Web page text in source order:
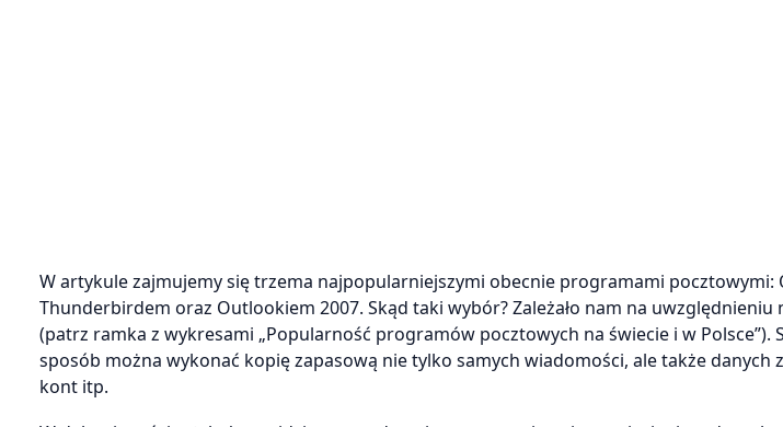
W artykule zajmujemy się trzema najpopularniejszymi obecnie programami pocztowymi:
Thunderbirdem oraz Outlookiem 2007. Skąd taki wybór? Zależało nam na
(patrz ramka z wykresami „Popularność programów pocztowych na świecie i w Polsce”).
sposób można wykonać kopię zapasową nie tylko samych wiadomości, ale także danych
kont itp.